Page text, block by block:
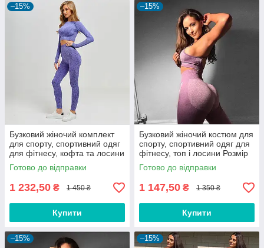
–15%
Бузковий жіночий комплект
для спорту, спортивний одяг
для фітнесу, кофта та лосини
Розмір L (48)
Готово до відправки
1 232,50 ₴ 1 450 ₴
Купити
–15%
Бузковий жіночий костюм для
спорту, спортивний одяг для
фітнесу, топ і лосини Розмір
M (46-48)
Готово до відправки
1 147,50 ₴ 1 350 ₴
Купити
–15% –15%